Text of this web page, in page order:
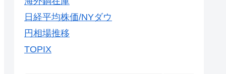
日経平均株価/NYダウ
円相場推移
TOPIX